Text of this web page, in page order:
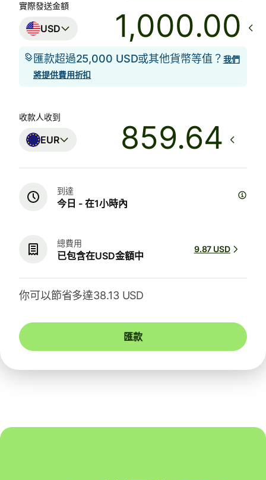
實際發送金額
USD .00
匯款超過25,000 USD或其他貨幣等值？ 我們
將提供費用折扣
收款人收到
EUR
到達
今日 - 在1小時內
總費用
已包含在USD金額中
9.87 USD
你可以節省多達38.13 USD
匯款